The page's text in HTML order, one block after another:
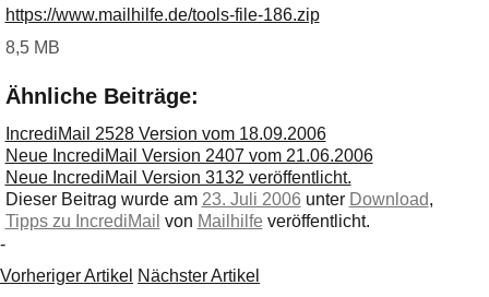
https://www.mailhilfe.de/tools-file-186.zip
8,5 MB
Ähnliche Beiträge:
IncrediMail 2528 Version vom 18.09.2006
Neue IncrediMail Version 2407 vom 21.06.2006
Neue IncrediMail Version 3132 veröffentlicht.
Dieser Beitrag wurde am 23. Juli 2006 unter Download,
Tipps zu IncrediMail von Mailhilfe veröffentlicht.
-
Vorheriger Artikel Nächster Artikel